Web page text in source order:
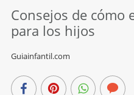
Consejos de cómo
para los hijos
Guiainfantil.com